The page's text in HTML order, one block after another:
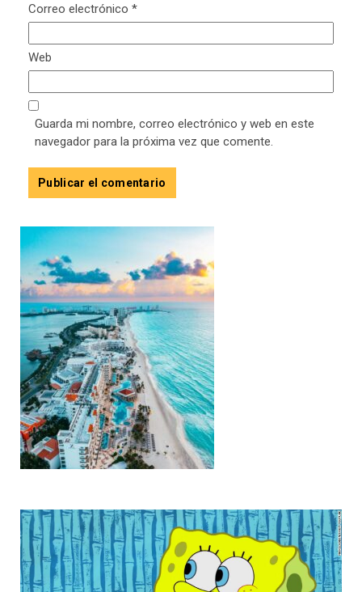
Correo electrónico *
Web
Guarda mi nombre, correo electrónico y web en este
navegador para la próxima vez que comente.